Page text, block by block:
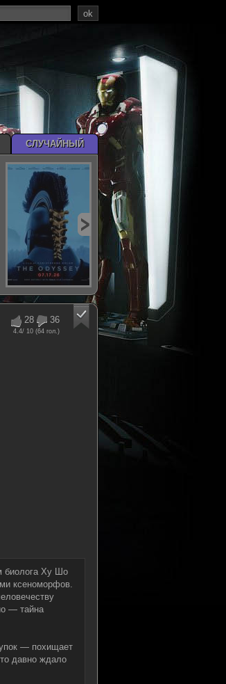
28 36
4.4/ 10 (64 гол.)
биолога Ху Шо
ксеноморфов.
— тайна
— похищает
давно ждало
ok
СЛУЧАЙНЫЙ